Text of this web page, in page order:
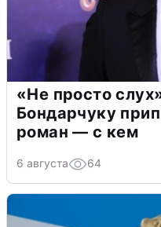
«Не просто
Бондарчуку
роман — с кем
6 августа 64